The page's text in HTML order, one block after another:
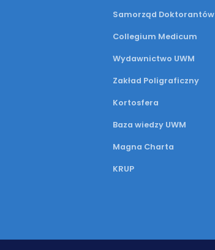
Samorząd Doktorantów
Collegium Medicum
Wydawnictwo UWM
Zakład Poligraficzny
Kortosfera
Baza wiedzy UWM
Magna Charta
KRUP